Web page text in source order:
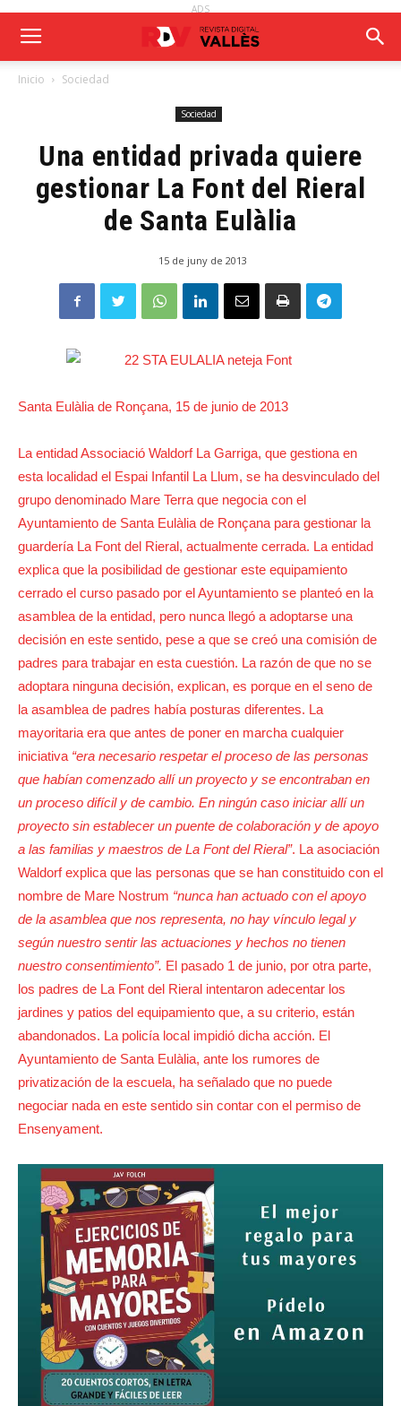
ADS
Inicio Sociedad
Sociedad
Una entidad privada quiere
gestionar La Font del Rieral
de Santa Eulàlia
15 de juny de 2013
Santa Eulàlia de Ronçana, 15 de junio de 2013
La entidad Associació Waldorf La Garriga, que gestiona en
esta localidad el Espai Infantil La Llum, se ha desvinculado del
grupo denominado Mare Terra que negocia con el
Ayuntamiento de Santa Eulàlia de Ronçana para gestionar la
guardería La Font del Rieral, actualmente cerrada. La entidad
explica que la posibilidad de gestionar este equipamiento
cerrado el curso pasado por el Ayuntamiento se planteó en la
asamblea de la entidad, pero nunca llegó a adoptarse una
decisión en este sentido, pese a que se creó una comisión de
padres para trabajar en esta cuestión. La razón de que no se
adoptara ninguna decisión, explican, es porque en el seno de
la asamblea de padres había posturas diferentes. La
mayoritaria era que antes de poner en marcha cualquier
iniciativa “era necesario respetar el proceso de las personas
que habían comenzado allí un proyecto y se encontraban en
un proceso difícil y de cambio. En ningún caso iniciar allí un
proyecto sin establecer un puente de colaboración y de apoyo
a las familias y maestros de La Font del Rieral”. La asociación
Waldorf explica que las personas que se han constituido con el
nombre de Mare Nostrum “nunca han actuado con el apoyo
de la asamblea que nos representa, no hay vínculo legal y
según nuestro sentir las actuaciones y hechos no tienen
nuestro consentimiento”. El pasado 1 de junio, por otra parte,
los padres de La Font del Rieral intentaron adecentar los
jardines y patios del equipamiento que, a su criterio, están
abandonados. La policía local impidió dicha acción. El
Ayuntamiento de Santa Eulàlia, ante los rumores de
privatización de la escuela, ha señalado que no puede
negociar nada en este sentido sin contar con el permiso de
Ensenyament.